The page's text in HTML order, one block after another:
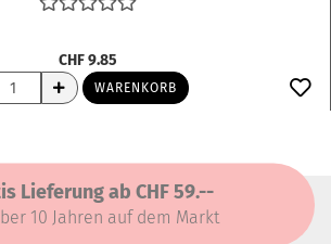
CHF 9.85
WARENKORB
Lieferung ab CHF 59.--
10 Jahren auf dem Markt